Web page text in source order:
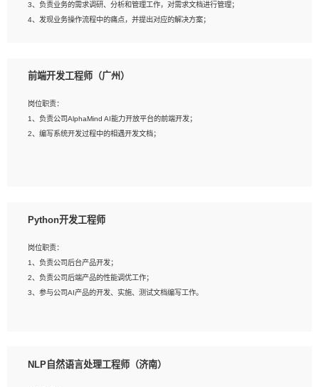
5、熟悉主流虚拟化技术，如：VMware、KVM
6、具备网络方面的基础知识，熟悉常见的网络协议，如TCP/IP，转发原理，路由优
8、有良好的文档编写能力和沟通能力，有RHCE证书优先
3、负责业务的需求调研、分析和管理工作，对需求文档进行管理；
4、发现业务操作流程中的痛点，并提出对应的解决方案；
岗位要求：
2、熟悉产品及需求规划工具，如:Axure、Xmind、MS Project等；
3、具备良好的交流协调能力，有较强的责任感、工作积极主动；
4、有较强的系统需求分析、文档编写能力、沟通能力；
前端开发工程师（广州）
岗位职责：
1、负责公司AlphaMind AI能力开放平台的前端开发；
2、编写系统开发过程中的相遇开发文档；
3、熟悉react/vue/angular任何一种前端框架，熟悉react优先；
5、善于沟通，具有团队意识；
Python开发工程师
岗位职责：
1、负责公司后台产品开发；
2、负责公司后端产品的性能调优工作；
3、参与公司AI产品的开发、实施、测试文档编写工作。
验的更佳；
NLP自然语言处理工程师（济南）